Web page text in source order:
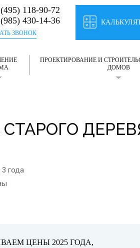
118-90-72
430-14-36
ЗВОНОК
ПРОЕКТИРОВАНИЕ И
ДОМОВ
года
ЦЕНЫ 2025 ГОДА,